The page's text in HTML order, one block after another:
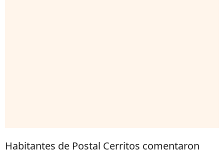
Habitantes de Postal Cerritos comentaron